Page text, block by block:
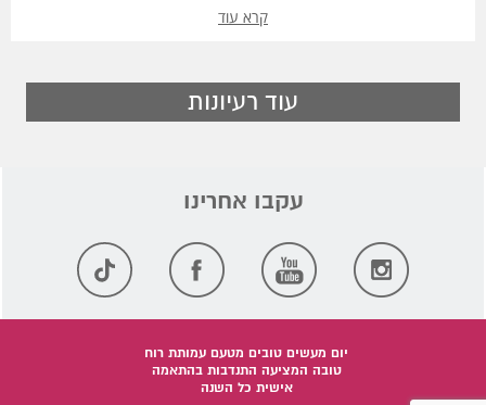
קרא עוד
עוד רעיונות
יום מעשים טובים מטעם עמותת רוח
טובה המציעה התנדבות בהתאמה
אישית כל השנה